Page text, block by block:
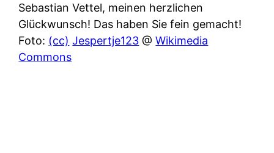
Sebastian Vettel, meinen herzlichen
Glückwunsch! Das haben Sie fein gemacht!
Foto: (cc) Jespertje123 @Wikimedia
Commons